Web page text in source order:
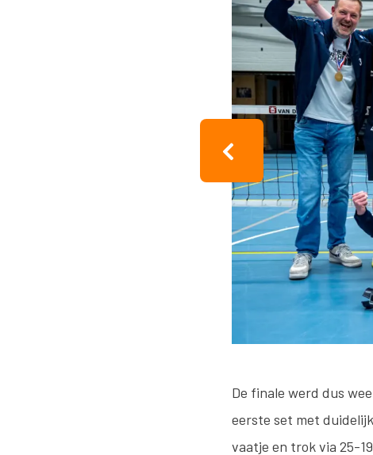
De finale werd dus
eerste set met
vaatje en trok via 25-